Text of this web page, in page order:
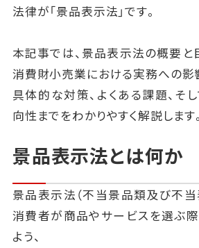
法律が「景品表示法」です。
本記事では、景品表示法の概要と
消費財小売業における実務への影
具体的な対策、よくある課題、そ
向性までをわかりやすく解説します。
景品表示法とは何か
景品表示法（不当景品類及び不当
消費者が商品やサービスを選ぶ
よう、